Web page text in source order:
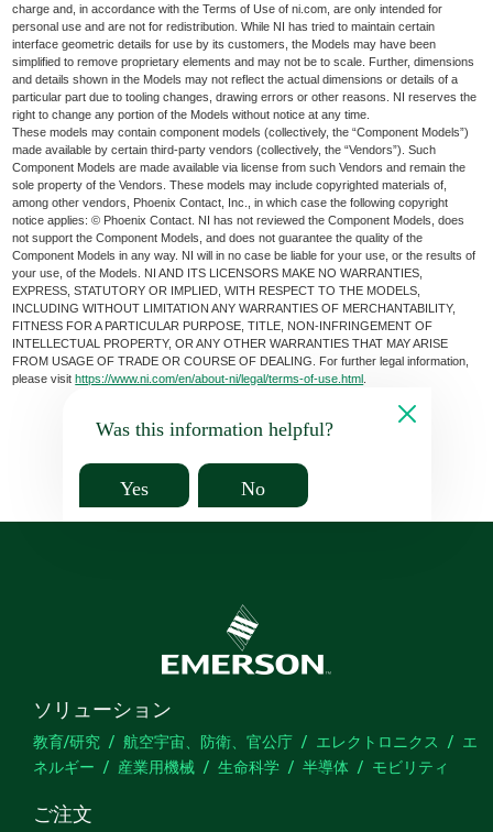
charge and, in accordance with the Terms of Use of ni.com, are only intended for
personal use and are not for redistribution. While NI has tried to maintain certain
interface geometric details for use by its customers, the Models may have been
simplified to remove proprietary elements and may not be to scale. Further, dimensions
and details shown in the Models may not reflect the actual dimensions or details of a
particular part due to tooling changes, drawing errors or other reasons. NI reserves the
right to change any portion of the Models without notice at any time.
These models may contain component models (collectively, the “Component Models”)
made available by certain third-party vendors (collectively, the “Vendors”). Such
Component Models are made available via license from such Vendors and remain the
sole property of the Vendors. These models may include copyrighted materials of,
among other vendors, Phoenix Contact, Inc., in which case the following copyright
notice applies: © Phoenix Contact. NI has not reviewed the Component Models, does
not support the Component Models, and does not guarantee the quality of the
Component Models in any way. NI will in no case be liable for your use, or the results of
your use, of the Models. NI AND ITS LICENSORS MAKE NO WARRANTIES,
EXPRESS, STATUTORY OR IMPLIED, WITH RESPECT TO THE MODELS,
INCLUDING WITHOUT LIMITATION ANY WARRANTIES OF MERCHANTABILITY,
FITNESS FOR A PARTICULAR PURPOSE, TITLE, NON-INFRINGEMENT OF
INTELLECTUAL PROPERTY, OR ANY OTHER WARRANTIES THAT MAY ARISE
FROM USAGE OF TRADE OR COURSE OF DEALING. For further legal information,
please visithttps://www.ni.com/en/about-ni/legal/terms-of-use.html
Was this information helpful?
Yes No
ソリューション
教育/研究 航空宇宙、防衛、官公庁 エレクトロニクス
エ
ネルギー
産業用機械 生命科学 半導体 モビリティ
ご注文